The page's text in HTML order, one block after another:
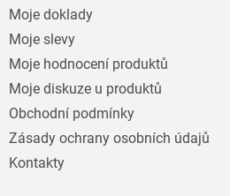
Moje doklady
Moje slevy
Moje hodnocení produktů
Moje diskuze u produktů
Obchodní podmínky
Zásady ochrany osobních údajů
Kontakty